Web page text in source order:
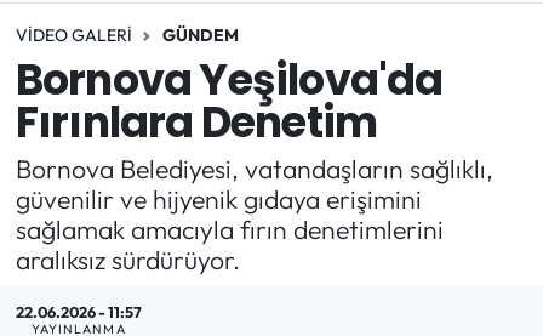
VIDEO GALERI GÜNDEM
Bornova Yeşilova'da
Fırınlara Denetim
Bornova Belediyesi, vatandaşların sağlıklı,
güvenilir ve hijyenik gıdaya erişimini
sağlamak amacıyla fırın denetimlerini
aralıksız sürdürüyor.
22.06.2026 - 11:57
YAYINLANMA